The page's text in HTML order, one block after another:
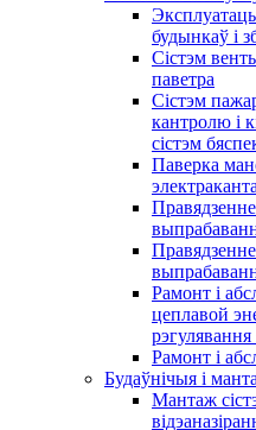
будынкаў і
Сістэм
паветра
Сістэм
кантролю і
сістэм
Паверка
Рамонт і
цеплавой
Рамонт і
Будаўнічыя і
Мантаж